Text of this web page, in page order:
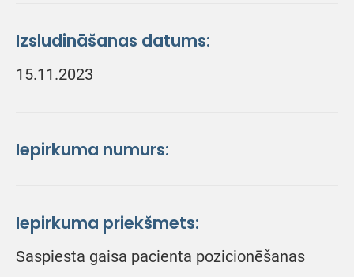
Izsludināšanas datums:
15.11.2023
Iepirkuma numurs:
Iepirkuma priekšmets:
Saspiesta gaisa pacienta pozicionēšanas